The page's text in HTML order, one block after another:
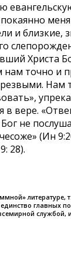
и близкие,
Христа
нам точно и
Нам
в вере.
не
(Ин
28).
литературе,
главных